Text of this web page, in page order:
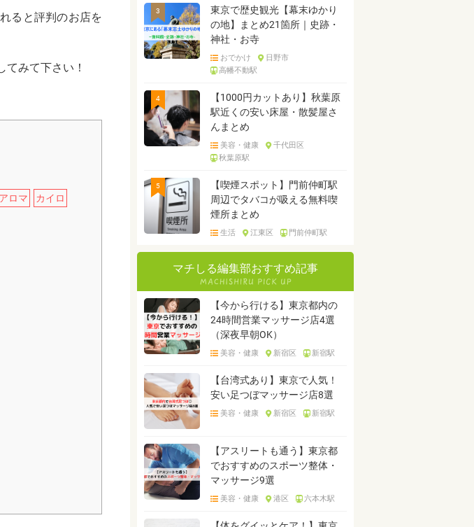
ると評判のお店を
みて下さい！
アロマ
カイロ
3
東京で歴史観光【幕末ゆかり
の地】まとめ21箇所｜史跡・
神社・お寺
おでかけ
日野市
高幡不動駅
4
【1000円カットあり】秋葉原
駅近くの安い床屋・散髪屋さ
んまとめ
美容・健康
千代田区
秋葉原駅
5
【喫煙スポット】門前仲町駅
周辺でタバコが吸える無料喫
煙所まとめ
生活 江東区 門前仲町駅
マチしる編集部おすすめ記事
【今から行ける】東京都内の
24時間営業マッサージ店4選
（深夜早朝OK）
美容・健康 新宿区 新宿駅
【台湾式あり】東京で人気！
安い足つぼマッサージ店8選
美容・健康 新宿区 新宿駅
【アスリートも通う】東京都
でおすすめのスポーツ整体・
マッサージ9選
美容・健康 港区 六本木駅